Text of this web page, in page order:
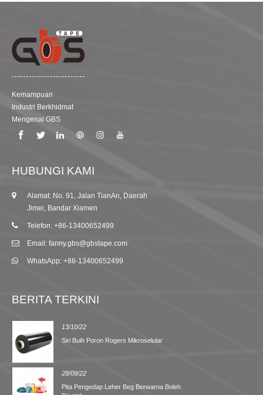
Kemampuan
Industri Berkhidmat
Mengenai GBS
HUBUNGI KAMI
Alamat: No. 91, Jalan TianAn, Daerah
Jimei, Bandar Xiamen
Telefon: +86-13400652499
Email: fanny.gbs@gbstape.com
WhatsApp: +86-13400652499
BERITA TERKINI
13/10/22
Siri Buih Poron Rogers Mikroselular
28/09/22
Pita Pengedap Leher Beg Berwarna Boleh